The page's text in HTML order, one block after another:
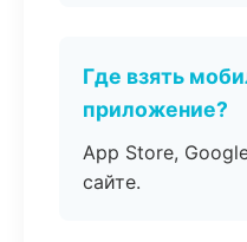
Где взять
приложение?
App Store,
сайте.